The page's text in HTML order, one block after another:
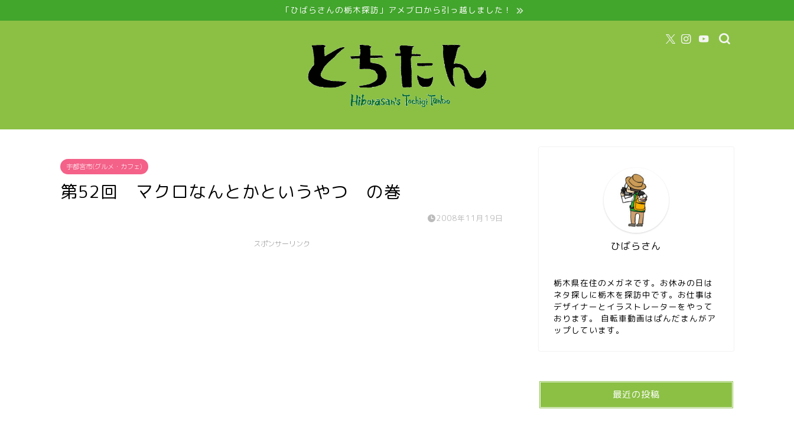
「ひばらさんの栃木探訪」アメブロから引っ越しました！
宇都宮市(グルメ・カフェ)
第52回 マクロなんとかというやつ の巻
2008年11月19日
スポンサーリンク ひばらさん
栃木県在住のメガネです。お休みの日は
ネタ探しに栃木を探訪中です。お仕事は
デザイナーとイラストレーターをやって
おります。 自転車動画はぱんだまんがア
ップしています。
最近の投稿